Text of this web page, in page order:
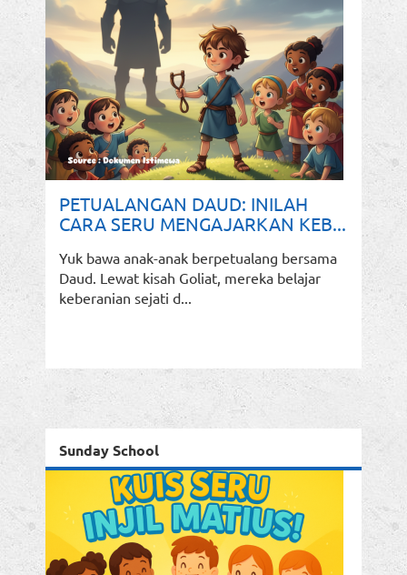
PETUALANGAN DAUD: INILAH
CARA SERU MENGAJARKAN KEB...
Yuk bawa anak-anak berpetualang bersama
Daud. Lewat kisah Goliat, mereka belajar
keberanian sejati d...
Sunday School